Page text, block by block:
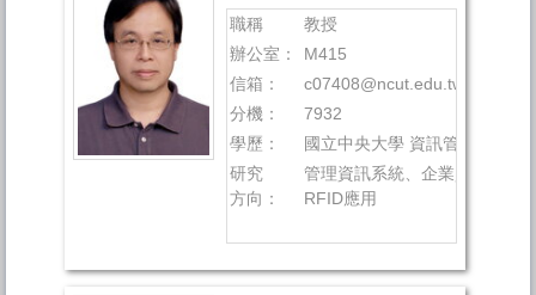
職稱
教授
辦公室：
M415
信箱：
c07408@ncut.edu.tw
分機：
7932
學歷：
國立中央大學 資訊管理研究所
研究
方向：
管理資訊系統、企業資源規劃
RFID應用